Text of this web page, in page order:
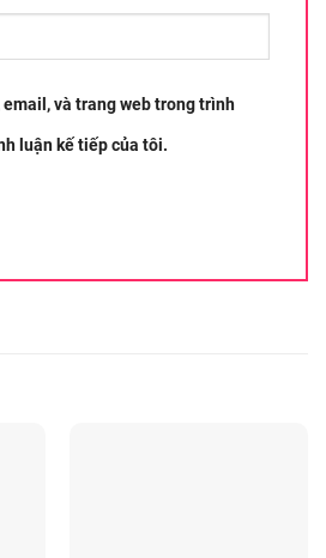
và trang web trong trình
luận kế tiếp của tôi.